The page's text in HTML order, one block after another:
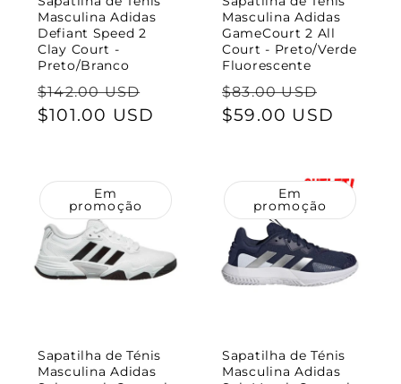
Masculina Adidas
Defiant Speed 2
Clay Court -
Preto/Branco
Preço
normal
$142.00 USD
de
$101.00 USD
Masculina Adidas
GameCourt 2 All
Court - Preto/Verde
Fluorescente
Preço
normal
$83.00 USD
de
$59.00 USD
Em
promoção
Sapatilha de Ténis
Masculina Adidas
Em
promoção
Sapatilha de Ténis
Masculina Adidas